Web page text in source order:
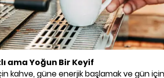
ama Yoğun Bir Keyif
kahve, güne enerjik başlamak ve gün